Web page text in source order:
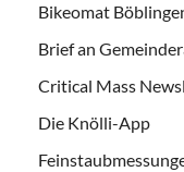
Bikeomat
Brief an
Critical Mass
Die Knölli-App